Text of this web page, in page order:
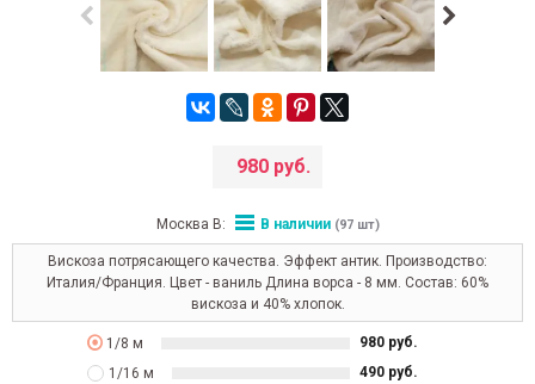
980 руб.
Москва В: В наличии (97 шт)
Вискоза потрясающего качества. Эффект антик. Производство:
Италия/Франция. Цвет - ваниль Длина ворса - 8 мм. Состав: 60%
вискоза и 40% хлопок.
1/8 м
980 руб.
1/16 м
490 руб.